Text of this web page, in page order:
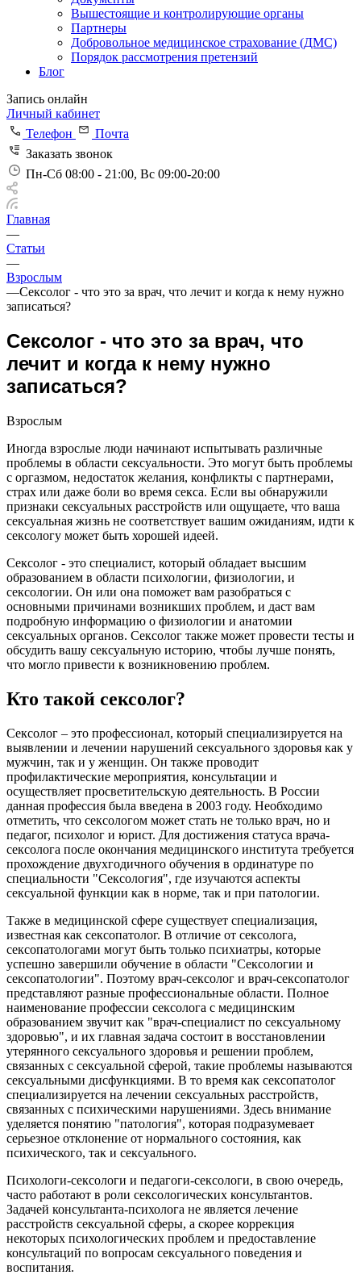
Вышестоящие и контролирующие органы
Партнеры
Добровольное медицинское страхование (ДМС)
Порядок рассмотрения претензий
Блог
Запись онлайн
Личный кабинет
Телефон
Почта
Заказать звонок
Пн-Сб 08:00 - 21:00, Вс 09:00-20:00
Главная
—
Статьи
—
Взрослым
—Сексолог - что это за врач, что лечит и когда к нему нужно
записаться?
Сексолог - что это за врач, что
лечит и когда к нему нужно
записаться?
Взрослым
Иногда взрослые люди начинают испытывать различные
проблемы в области сексуальности. Это могут быть проблемы
с оргазмом, недостаток желания, конфликты с партнерами,
страх или даже боли во время секса. Если вы обнаружили
признаки сексуальных расстройств или ощущаете, что ваша
сексуальная жизнь не соответствует вашим ожиданиям, идти к
сексологу может быть хорошей идеей.
Сексолог - это специалист, который обладает высшим
образованием в области психологии, физиологии, и
сексологии. Он или она поможет вам разобраться с
основными причинами возникших проблем, и даст вам
подробную информацию о физиологии и анатомии
сексуальных органов. Сексолог также может провести тесты и
обсудить вашу сексуальную историю, чтобы лучше понять,
что могло привести к возникновению проблем.
Кто такой сексолог?
Сексолог – это профессионал, который специализируется на
выявлении и лечении нарушений сексуального здоровья как у
мужчин, так и у женщин. Он также проводит
профилактические мероприятия, консультации и
осуществляет просветительскую деятельность. В России
данная профессия была введена в 2003 году. Необходимо
отметить, что сексологом может стать не только врач, но и
педагог, психолог и юрист. Для достижения статуса врача-
сексолога после окончания медицинского института требуется
прохождение двухгодичного обучения в ординатуре по
специальности "Сексология", где изучаются аспекты
сексуальной функции как в норме, так и при патологии.
Также в медицинской сфере существует специализация,
известная как сексопатолог. В отличие от сексолога,
сексопатологами могут быть только психиатры, которые
успешно завершили обучение в области "Сексологии и
сексопатологии". Поэтому врач-сексолог и врач-сексопатолог
представляют разные профессиональные области. Полное
наименование профессии сексолога с медицинским
образованием звучит как "врач-специалист по сексуальному
здоровью", и их главная задача состоит в восстановлении
утерянного сексуального здоровья и решении проблем,
связанных с сексуальной сферой, такие проблемы называются
сексуальными дисфункциями. В то время как сексопатолог
специализируется на лечении сексуальных расстройств,
связанных с психическими нарушениями. Здесь внимание
уделяется понятию "патология", которая подразумевает
серьезное отклонение от нормального состояния, как
психического, так и сексуального.
Психологи-сексологи и педагоги-сексологи, в свою очередь,
часто работают в роли сексологических консультантов.
Задачей консультанта-психолога не является лечение
расстройств сексуальной сферы, а скорее коррекция
некоторых психологических проблем и предоставление
консультаций по вопросам сексуального поведения и
воспитания.